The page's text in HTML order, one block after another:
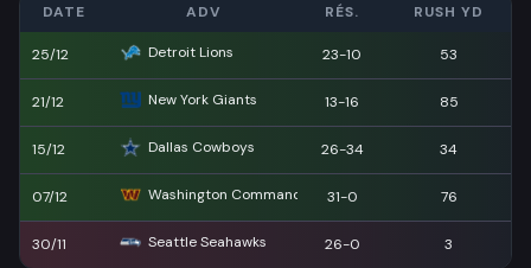
DATE ADV RÉS. RUSH YD
25/12 Detroit Lions 23-10 53
21/12 New York Giants 13-16 85
15/12 Dallas Cowboys 26-34 34
07/12 Washington Commanders 31-0 76
30/11 Seattle Seahawks 26-0 3